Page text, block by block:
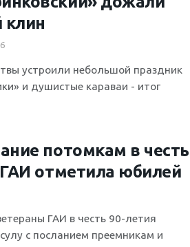
клин
устроили небольшой праздник
и душистые караваи - итог
потомкам в честь
ГАИ отметила юбилей
ГАИ в честь 90-летия
с посланием преемникам и